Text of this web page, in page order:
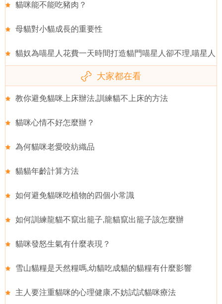
貓咪能不能吃豬肉？
母貓對小貓成長的重要性
貓奴為喵星人花費一天時間打造貓門喵星人卻不理,喵星人
大家都在看
教你避免貓咪上床辦法,訓練貓不上床的方法
貓咪心情不好怎麼辦？
為何貓咪老愛咬紡織品
貓貓年齡計算方法
如何避免貓咪吃植物的四個小常識
如何訓練龍貓不竄出籠子,龍貓竄出籠子該怎麼辦
貓咪發怒生氣有什麼表現？
雪山貓糧是天然糧嗎,幼貓吃成貓的貓糧有什麼影響
主人要注重貓咪的心理健康,不妨試試貓咪療法